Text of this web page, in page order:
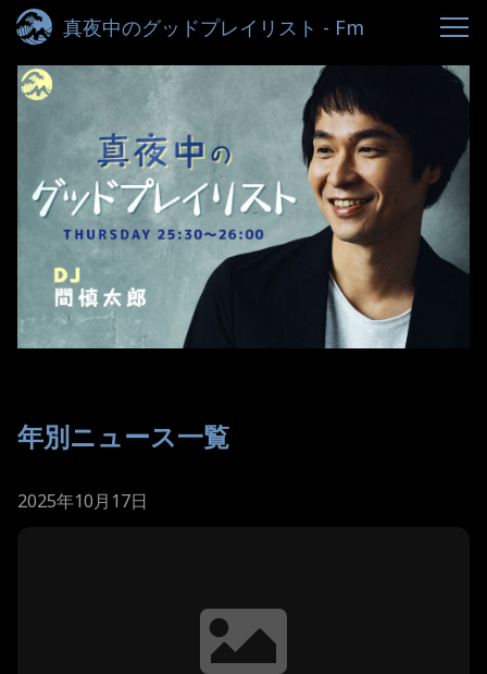
真夜中のグッドプレイリスト - Fm
yokohama 84.7
年別ニュース一覧
2025年10月17日